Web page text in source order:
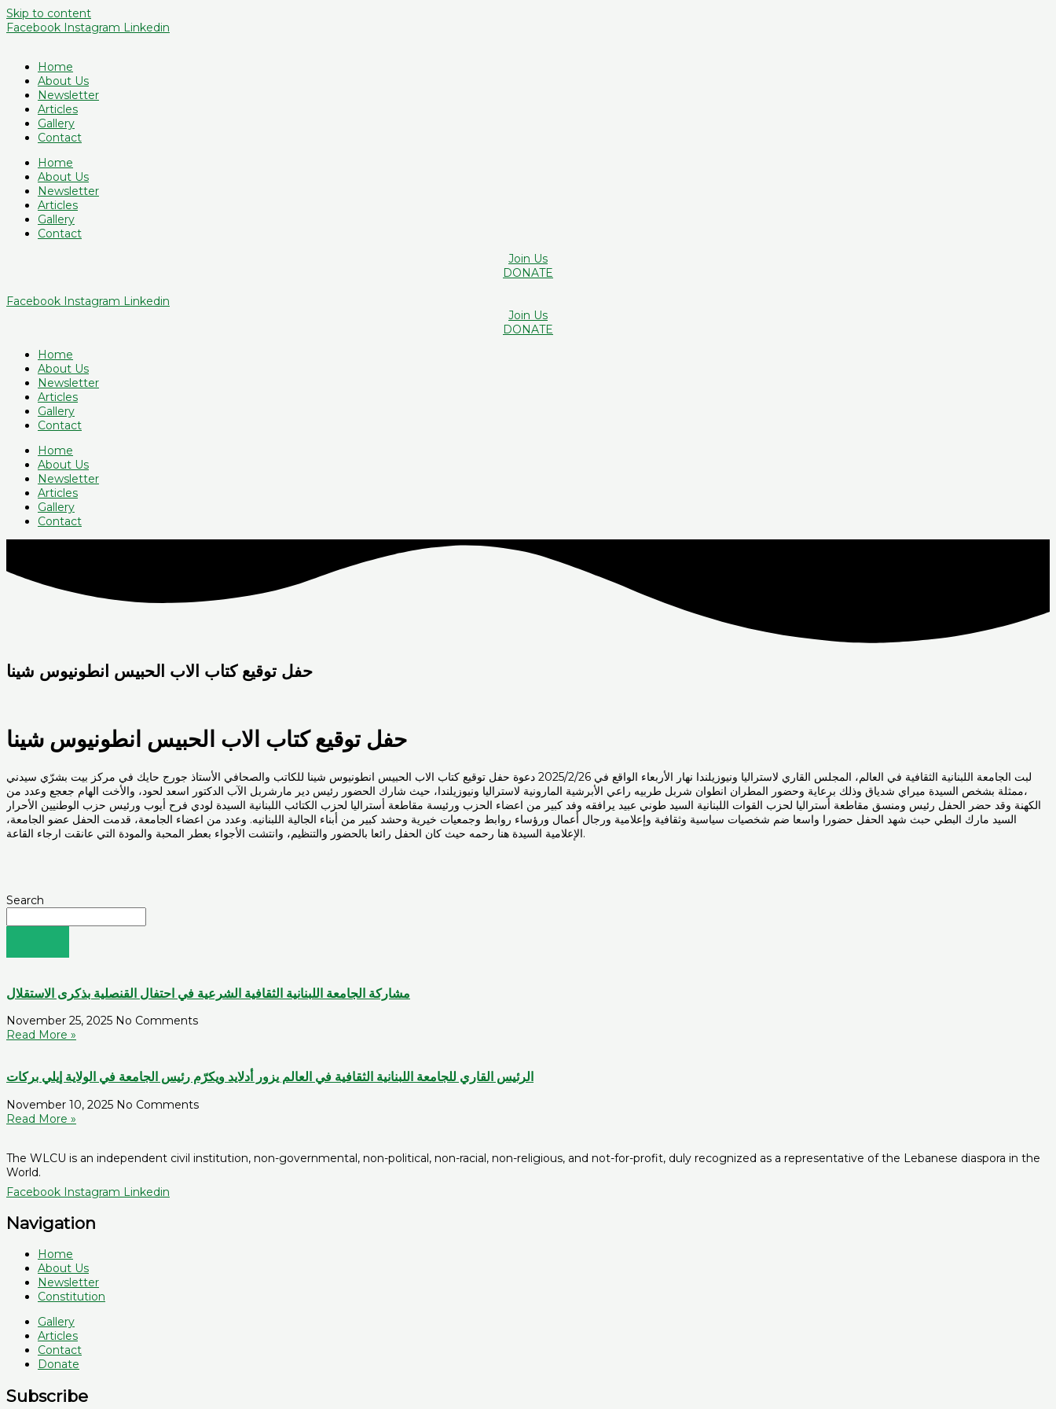
Skip to content
Facebook Instagram Linkedin
Home
About Us
Newsletter
Articles
Gallery
Contact
Home
About Us
Newsletter
Articles
Gallery
Contact
Join Us
DONATE
Facebook Instagram Linkedin
Join Us
DONATE
Home
About Us
Newsletter
Articles
Gallery
Contact
Home
About Us
Newsletter
Articles
Gallery
Contact
حفل توقيع كتاب الاب الحبيس انطونيوس شينا
حفل توقيع كتاب الاب الحبيس انطونيوس شينا
لبت الجامعة اللبنانية الثقافية في العالم، المجلس القاري لاستراليا ونيوزيلندا نهار الأربعاء الواقع في 2025/2/26 دعوة حفل توقيع كتاب الاب الحبيس انطونيوس شينا للكاتب والصحافي الأستاذ جورج حايك في مركز بيت بشرّي سيدني
،ممثلة بشخص السيدة ميراي شدياق وذلك برعاية وحضور المطران انطوان شربل طربيه راعي الأبرشية المارونية لاستراليا ونيوزيلندا، حيث شارك الحضور رئيس دير مارشربل الآب الدكتور اسعد لحود، والأخت الهام جعجع وعدد من
الكهنة وقد حضر الحفل رئيس ومنسق مقاطعة أستراليا لحزب القوات اللبنانية السيد طوني عبيد يرافقه وفد كبير من اعضاء الحزب ورئيسة مقاطعة أستراليا لحزب الكتائب اللبنانية السيدة لودي فرح أيوب ورئيس حزب الوطنيين الأحرار
السيد مارك البطي حبث شهد الحفل حضورا واسعا ضم شخصيات سياسية وثقافية وإعلامية ورجال أعمال ورؤساء روابط وجمعيات خيرية وحشد كبير من أبناء الجالية اللبنانيه. وعدد من اعضاء الجامعة، قدمت الحفل عضو الجامعة،
الإعلامية السيدة هنا رحمه حيث كان الحفل رائعا بالحضور والتنظيم، وانتشت الأجواء بعطر المحبة والمودة التي عانقت ارجاء القاعة.
Search
مشاركة الجامعة اللبنانية الثقافية الشرعية في احتفال القنصلية بذكرى الاستقلال
November 25, 2025 No Comments
Read More »
الرئيس القاري للجامعة اللبنانية الثقافية في العالم يزور أدلايد ويكرّم رئيس الجامعة في الولاية إيلي بركات
November 10, 2025 No Comments
Read More »
The WLCU is an independent civil institution, non-governmental, non-political, non-racial, non-religious, and not-for-profit, duly recognized as a representative of the Lebanese diaspora in the
World.
Facebook Instagram Linkedin
Navigation
Home
About Us
Newsletter
Constitution
Gallery
Articles
Contact
Donate
Subscribe